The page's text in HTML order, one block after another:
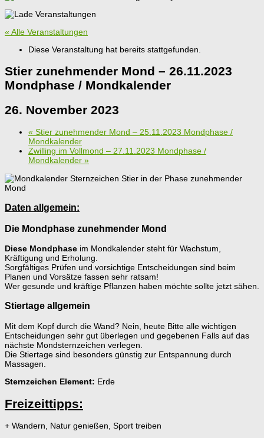
« Alle Veranstaltungen
Diese Veranstaltung hat bereits stattgefunden.
Stier zunehmender Mond – 26.11.2023
Mondphase / Mondkalender
26. November 2023
« Stier zunehmender Mond – 25.11.2023 Mondphase /
Mondkalender
Zwilling im Vollmond – 27.11.2023 Mondphase /
Mondkalender »
Daten allgemein:
Die Mondphase zunehmender Mond
Diese Mondphase im Mondkalender steht für Wachstum,
Kräftigung und Erholung.
Sorgfältiges Prüfen und vorsichtige Entscheidungen sind beim
Planen und Vorsätze fassen sehr ratsam!
Wer gesunde und kräftige Pflanzen haben möchte sollte jetzt sähen.
Stiertage allgemein
Mit dem Kopf durch die Wand? Nein, heute Bitte alle wichtigen
Entscheidungen sehr gut überlegen und gegebenen Falls auf das
nächste Mondsternzeichen verlegen.
Die Stiertage sind besonders günstig zur Entspannung durch
Massagen.
Sternzeichen Element: Erde
Freizeittipps:
+ Wandern, Natur genießen, Sport treiben